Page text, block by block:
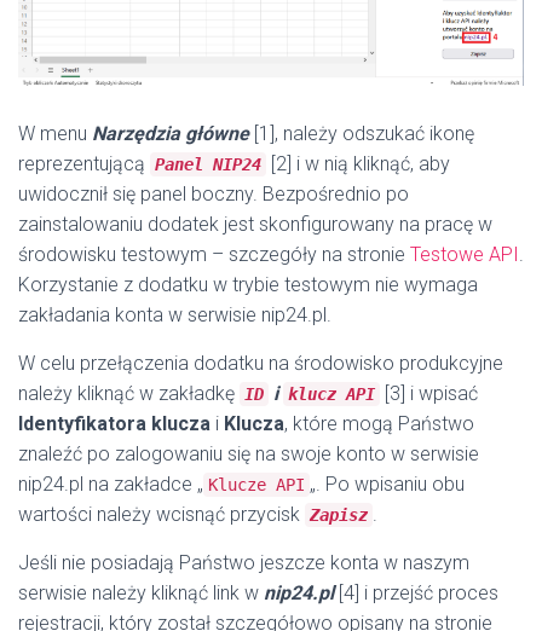
W menu Narzędzia główne[1], należy odszukać ikonę
reprezentującą Panel NIP24
[2] i w nią kliknąć, aby
uwidocznił się panel boczny. Bezpośrednio po
zainstalowaniu dodatek jest skonfigurowany na pracę w
środowisku testowym – szczegóły na stronie Testowe API.
Korzystanie z dodatku w trybie testowym nie wymaga
zakładania konta w serwisie nip24.pl.
W celu przełączenia dodatku na środowisko produkcyjne
należy kliknąć w zakładkę
ID i klucz API
[3] i wpisać
Identyfikatora klucza i Klucza, które mogą Państwo
znaleźć po zalogowaniu się na swoje konto w serwisie
nip24.pl na zakładce „ Klucze API „. Po wpisaniu obu
wartości należy wcisnąć przycisk Zapisz .
Jeśli nie posiadają Państwo jeszcze konta w naszym
serwisie należy kliknąć link w nip24.pl[4] i przejść proces
rejestracji, który został szczegółowo opisany na stronie